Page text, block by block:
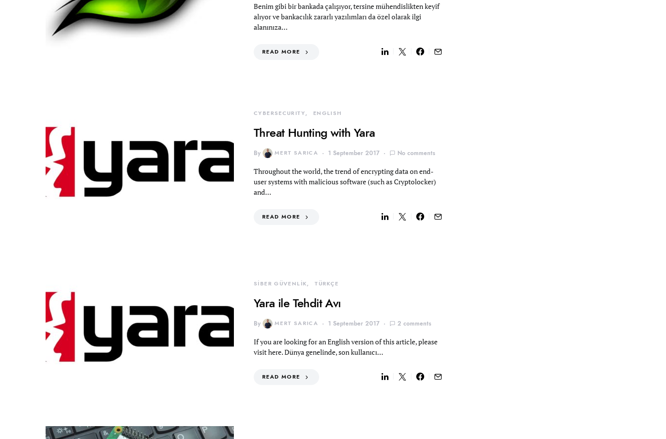
Benim gibi bir bankada çalışıyor, tersine mühendislikten keyif
alıyor ve bankacılık zararlı yazılımları da özel olarak ilgi
alanınıza…
READ MORE
CYBERSECURITY ENGLISH
Threat Hunting with Yara
By MERT SARICA 1 September 2017 No comments
Throughout the world, the trend of encrypting data on end-
user systems with malicious software (such as Cryptolocker)
and…
READ MORE
SİBER GÜVENLİK TÜRKÇE
Yara ile Tehdit Avı
By MERT SARICA 1 September 2017 2 comments
If you are looking for an English version of this article, please
visit here. Dünya genelinde, son kullanıcı…
READ MORE